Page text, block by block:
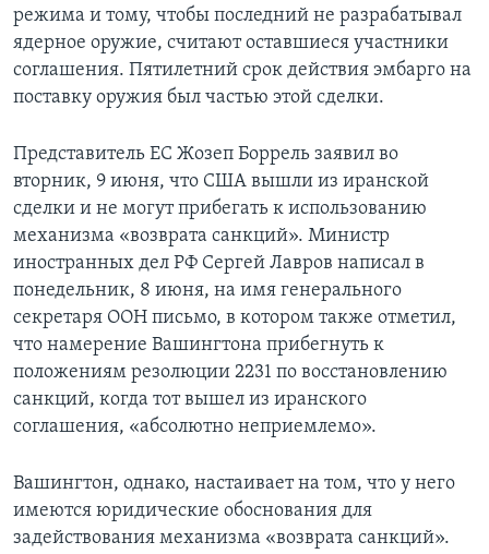
режима и тому, чтобы последний не разрабатывал
ядерное оружие, считают оставшиеся участники
соглашения. Пятилетний срок действия эмбарго на
поставку оружия был частью этой сделки.
Представитель ЕС Жозеп Боррель заявил во
вторник, 9 июня, что США вышли из иранской
сделки и не могут прибегать к использованию
механизма «возврата санкций». Министр
иностранных дел РФ Сергей Лавров написал в
понедельник, 8 июня, на имя генерального
секретаря ООН письмо, в котором также отметил,
что намерение Вашингтона прибегнуть к
положениям резолюции 2231 по восстановлению
санкций, когда тот вышел из иранского
соглашения, «абсолютно неприемлемо».
Вашингтон, однако, настаивает на том, что у него
имеются юридические обоснования для
задействования механизма «возврата санкций».